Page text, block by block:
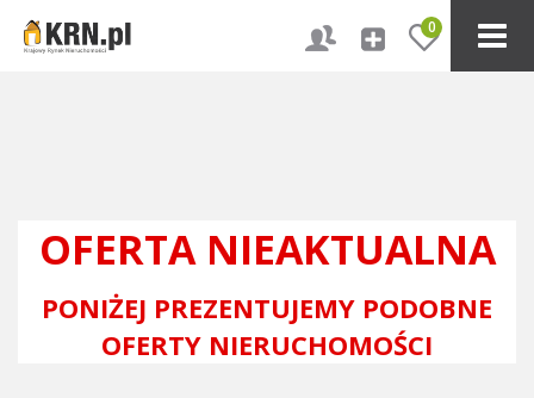
0
OFERTA NIEAKTUALNA
PONIŻEJ PREZENTUJEMY PODOBNE
OFERTY NIERUCHOMOŚCI